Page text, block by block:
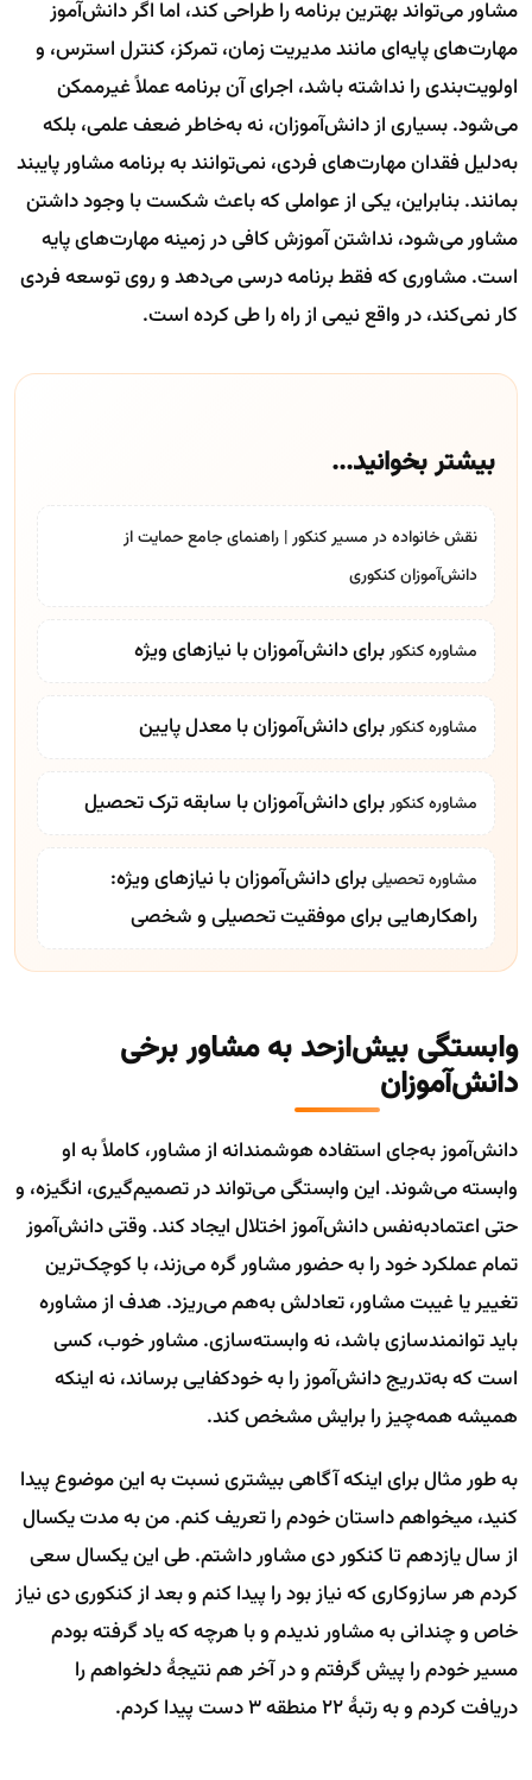
مشاور می‌تواند بهترین برنامه را طراحی کند، اما اگر دانش‌آموز
مهارت‌های پایه‌ای مانند مدیریت زمان، تمرکز، کنترل استرس، و
اولویت‌بندی را نداشته باشد، اجرای آن برنامه عملاً غیرممکن
می‌شود. بسیاری از دانش‌آموزان، نه به‌خاطر ضعف علمی، بلکه
به‌دلیل فقدان مهارت‌های فردی، نمی‌توانند به برنامه مشاور پایبند
بمانند. بنابراین، یکی از عواملی که باعث شکست با وجود داشتن
مشاور می‌شود، نداشتن آموزش کافی در زمینه مهارت‌های پایه
است. مشاوری که فقط برنامه درسی می‌دهد و روی توسعه فردی
کار نمی‌کند، در واقع نیمی از راه را طی کرده است.
بیشتر بخوانید...
نقش خانواده در مسیر کنکور | راهنمای جامع حمایت از
دانش‌آموزان کنکوری
مشاوره کنکوربرای دانش‌آموزان با نیازهای ویژه
مشاوره کنکوربرای دانش‌آموزان با معدل پایین
مشاوره کنکوربرای دانش‌آموزان با سابقه ترک تحصیل
مشاوره تحصیلیبرای دانش‌آموزان با نیازهای ویژه:
راهکارهایی برای موفقیت تحصیلی و شخصی
وابستگی بیش‌ازحد به مشاور برخی
دانش‌آموزان
دانش‌آموز به‌جای استفاده هوشمندانه از مشاور، کاملاً به او
وابسته می‌شوند. این وابستگی می‌تواند در تصمیم‌گیری، انگیزه، و
حتی اعتمادبه‌نفس دانش‌آموز اختلال ایجاد کند. وقتی دانش‌آموز
تمام عملکرد خود را به حضور مشاور گره می‌زند، با کوچک‌ترین
تغییر یا غیبت مشاور، تعادلش به‌هم می‌ریزد. هدف از مشاوره
باید توانمندسازی باشد، نه وابسته‌سازی. مشاور خوب، کسی
است که به‌تدریج دانش‌آموز را به خودکفایی برساند، نه اینکه
همیشه همه‌چیز را برایش مشخص کند.
به طور مثال برای اینکه آگاهی بیشتری نسبت به این موضوع پیدا
کنید، میخواهم داستان خودم را تعریف کنم. من به مدت یکسال
از سال یازدهم تا کنکور دی مشاور داشتم. طی این یکسال سعی
کردم هر سازوکاری که نیاز بود را پیدا کنم و بعد از کنکوری دی نیاز
خاص و چندانی به مشاور ندیدم و با هرچه که یاد گرفته بودم
مسیر خودم را پیش گرفتم و در آخر هم نتیجۀ دلخواهم را
دریافت کردم و به رتبۀ 22 منطقه 3 دست پیدا کردم.